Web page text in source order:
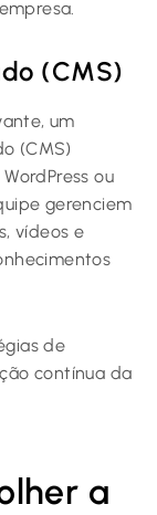
(CMS)
um
(CMS)
ou
gerenciem
vídeos e
de
contínua da
a